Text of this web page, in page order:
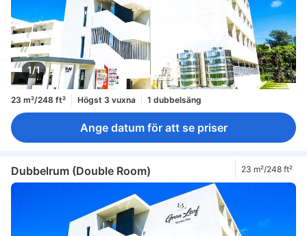
1/1
23 m²/248 ft² Högst 3 vuxna 1 dubbelsäng
Ange datum för att se priser
Dubbelrum (Double Room) 23 m²/248 ft²